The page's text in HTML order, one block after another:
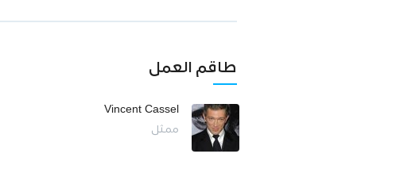
طاقم العمل
Vincent Cassel
ممثل